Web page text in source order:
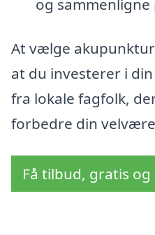
og sammenligne
At vælge
at du investerer i
fra lokale fagfolk,
forbedre din
Få tilbud, gratis